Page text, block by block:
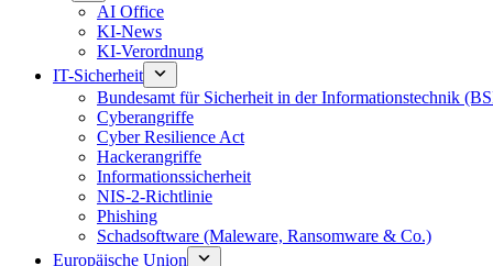
AI Office
KI-News
KI-Verordnung
IT-Sicherheit
Bundesamt für Sicherheit in der Informationstechnik
Cyberangriffe
Cyber Resilience Act
Hackerangriffe
Informationssicherheit
NIS-2-Richtlinie
Phishing
Schadsoftware (Maleware, Ransomware & Co.)
Europäische Union